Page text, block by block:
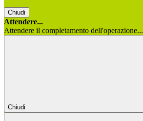
Chiudi
Attendere...
Attendere il completamento dell'operazione...
Chiudi